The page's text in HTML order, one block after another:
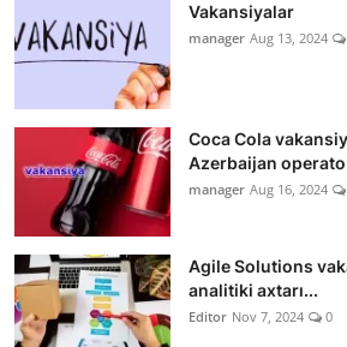
Vakansiyalar
manager Aug 13, 2024
Coca Cola
Azerbaijan
manager Aug 16, 2024
Agile Solutions
analitiki axtarı...
Editor Nov 7, 2024 0